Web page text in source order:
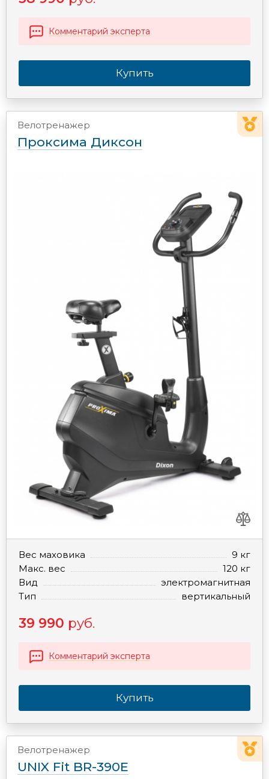
Комментарий эксперта
Купить
Велотренажер
Проксима Диксон
Вес маховика
9 кг
Макс. вес
120 кг
Вид
электромагнитная
Тип
вертикальный
39 990 руб.
Комментарий эксперта
Купить
Велотренажер
UNIX Fit BR-390E